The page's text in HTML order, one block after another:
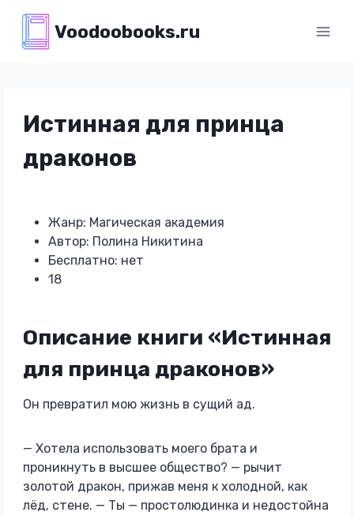
содержимому
Voodoobooks.ru
Истинная для принца
драконов
Жанр: Магическая академия
Автор: Полина Никитина
Бесплатно: нет
18
Описание книги «Истинная
для принца драконов»
Он превратил мою жизнь в сущий ад.
— Хотела использовать моего брата и
проникнуть в высшее общество? — рычит
золотой дракон, прижав меня к холодной, как
лёд, стене. — Ты — простолюдинка и недостойна